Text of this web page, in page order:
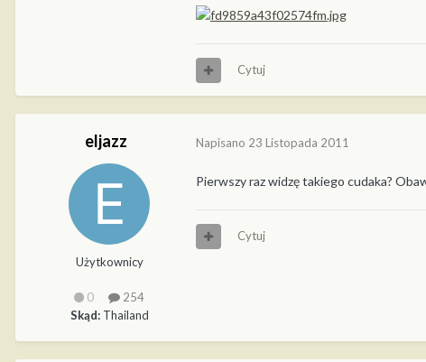
Cytuj
eljazz
Użytkownicy
0
254
Skąd:Thailand
Napisano 23 Listopada 2011
Pierwszy raz widzę takiego cudaka?
Cytuj